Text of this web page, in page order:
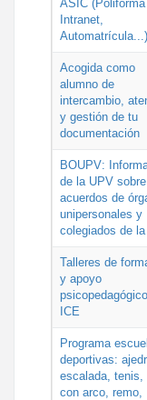
ASIC
Intranet,
Automatrícula...)
Acogida como
alumno de
intercambio,
y gestión de tu
documentación
BOUPV:
de la UPV
acuerdos de
unipersonales y
colegiados de
Talleres de
y apoyo
ICE
Programa
deportivas:
escalada, tenis,
con arco, remo,